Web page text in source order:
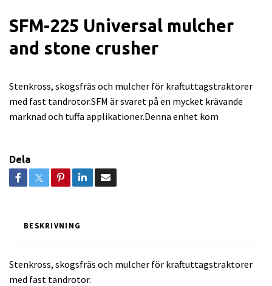
SFM-225 Universal mulcher
and stone crusher
Stenkross, skogsfräs och mulcher för kraftuttagstraktorer
med fast tandrotor.SFM är svaret på en mycket krävande
marknad och tuffa applikationer.Denna enhet kom
Dela
BESKRIVNING
Stenkross, skogsfräs och mulcher för kraftuttagstraktorer
med fast tandrotor.